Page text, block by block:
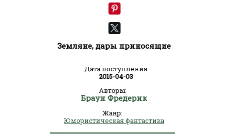
Земляне, дары приносящие
Дата поступления
2015-04-03
Авторы:
Браун Фредерик
Жанр:
Юмористическая фантастика